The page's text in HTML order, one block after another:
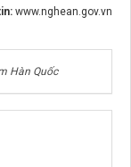
www.nghean.gov.vn
Hàn Quốc